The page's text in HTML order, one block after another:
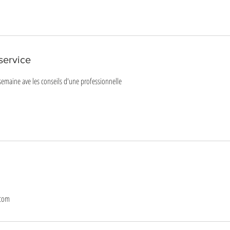
ave les conseils d'une professionnelle